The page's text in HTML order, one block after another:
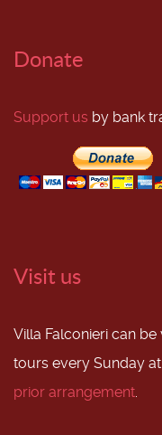
Donate
Support us by bank
Visit us
Villa Falconieri can
tours every Sunday
prior arrangement.